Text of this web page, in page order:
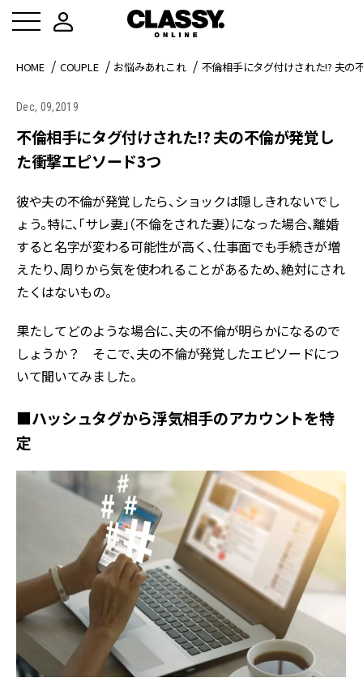
HOME COUPLE お悩みあれこれ 不倫相手にタグ付けされた!? 夫の
Dec, 09,2019
不倫相手にタグ付けされた!? 夫の不倫が発覚し
た衝撃エピソード3つ
彼や夫の不倫が発覚したら、ショックは隠しきれないでし
ょう。特に、「サレ妻」（不倫をされた妻）になった場合、離婚
すると名字が変わる可能性が高く、仕事面でも手続きが増
えたり、周りから気を使われることがあるため、絶対にされ
たくはないもの。
果たしてどのような場合に、夫の不倫が明らかになるので
しょうか？ そこで、夫の不倫が発覚したエピソードにつ
いて聞いてみました。
■ハッシュタグから浮気相手のアカウントを特
定